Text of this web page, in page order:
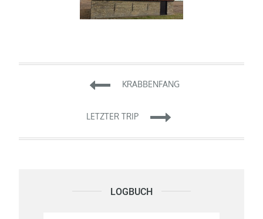
Beitragsnavigation
KRABBENFANG
LETZTER TRIP
LOGBUCH Logbuch